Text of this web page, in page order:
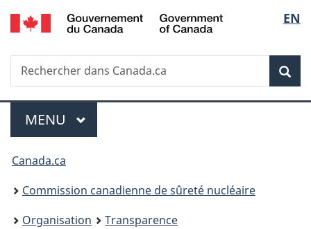
Passer
au
principal
de
la
EN
Recherche
Rechercher
dans
Menu
MENU PRINCIPAL
Vous
êtes
ici
Canada.ca
Commission canadienne de sûreté nucléaire
Organisation
Transparence